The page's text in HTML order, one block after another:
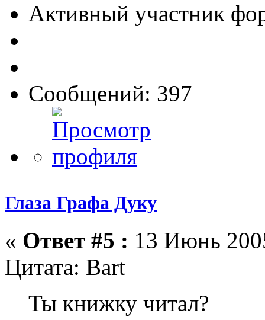
Активный участник
Сообщений: 397
Глаза Графа Дуку
« Ответ #5 : 13 Июнь
Цитата: Bart
Ты книжку читал?